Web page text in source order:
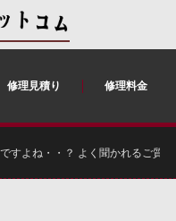
修理見積り 修理料金
すよね・・？ よく聞かれるご質